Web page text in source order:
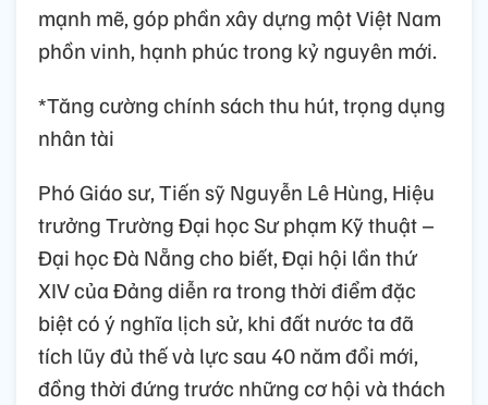
mạnh mẽ, góp phần xây dựng một Việt Nam
phồn vinh, hạnh phúc trong kỷ nguyên mới.
*Tăng cường chính sách thu hút, trọng dụng
nhân tài
Phó Giáo sư, Tiến sỹ Nguyễn Lê Hùng, Hiệu
trưởng Trường Đại học Sư phạm Kỹ thuật –
Đại học Đà Nẵng cho biết, Đại hội lần thứ
XIV của Đảng diễn ra trong thời điểm đặc
biệt có ý nghĩa lịch sử, khi đất nước ta đã
tích lũy đủ thế và lực sau 40 năm đổi mới,
đồng thời đứng trước những cơ hội và thách